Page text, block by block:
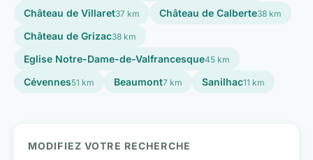
Château de Villaret37 km Château de Calberte38 km
Château de Grizac38 km
Eglise Notre-Dame-de-Valfrancesque45 km
Cévennes51 km Beaumont7 km Sanilhac11 km
MODIFIEZ VOTRE RECHERCHE